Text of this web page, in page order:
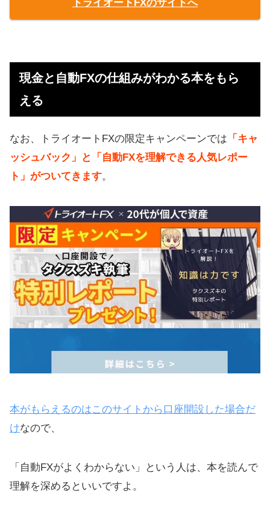
トライオートFXのサイトへ
現金と自動FXの仕組みがわかる本をもら
える
なお、トライオートFXの限定キャンペーンでは 「キャ
ッシュバック」と「自動FXを理解できる人気レポー
ト」がついてきます。
本がもらえるのはこのサイトから口座開設した場合だ
けなので、
「自動FXがよくわからない」という人は、本を読んで
理解を深めるといいですよ。